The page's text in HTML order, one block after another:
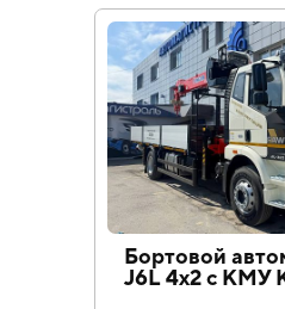
Бортовой
J6L 4х2 с КМУ